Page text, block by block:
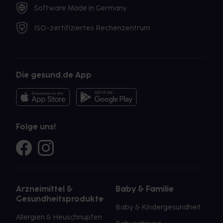
Halsschmerzen
nach Produkt beginnende
Halsschmerzen
Halsschmerzenoder Halsschmerzen bei den ganz
unterschiedliche Kundenbedürfnisse zu bedienen –
je nach Symptomen, Alter oder geschmacklicher
Vorliebe bietet neo-angin® eine passende
neo-angin® Halstabletten/zuckerfrei/Kirsche
bekämpfen bei beginnenden Halsschmerzen
bakterielle Erreger, lindern Halsschmerzen und
Halsschmerzen oder neo-angin® Benzydamin
gegen akute Halsschmerzen
Zitronengeschmack/Honig-Orangengeschmack
Software Made in Germany
ISO-zertifiziertes Rechenzentrum
Die gesund.de App
Folge uns!
Arzneimittel &
Gesundheitsprodukte
Allergien & Heuschnupfen
Baby & Familie
Baby & Kindergesundheit